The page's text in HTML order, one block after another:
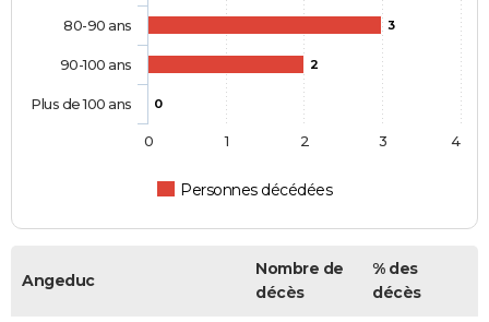
3
2
0
Personnes décédées
80-90 ans
90-100 ans
Plus de 100 ans
0 1 2 3 4
Angeduc
Nombre de
décès
% des
décès